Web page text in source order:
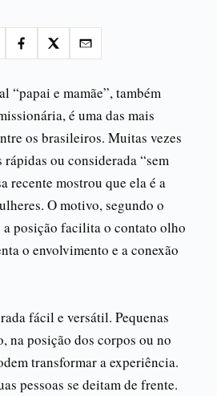
“papai e mamãe”, também
é uma das mais
os brasileiros. Muitas vezes
rápidas ou considerada “sem
recente mostrou que ela é a
O motivo, segundo o
a posição facilita o contato olho
o envolvimento e a conexão
fácil e versátil. Pequenas
na posição dos corpos ou no
transformar a experiência.
pessoas se deitam de frente.